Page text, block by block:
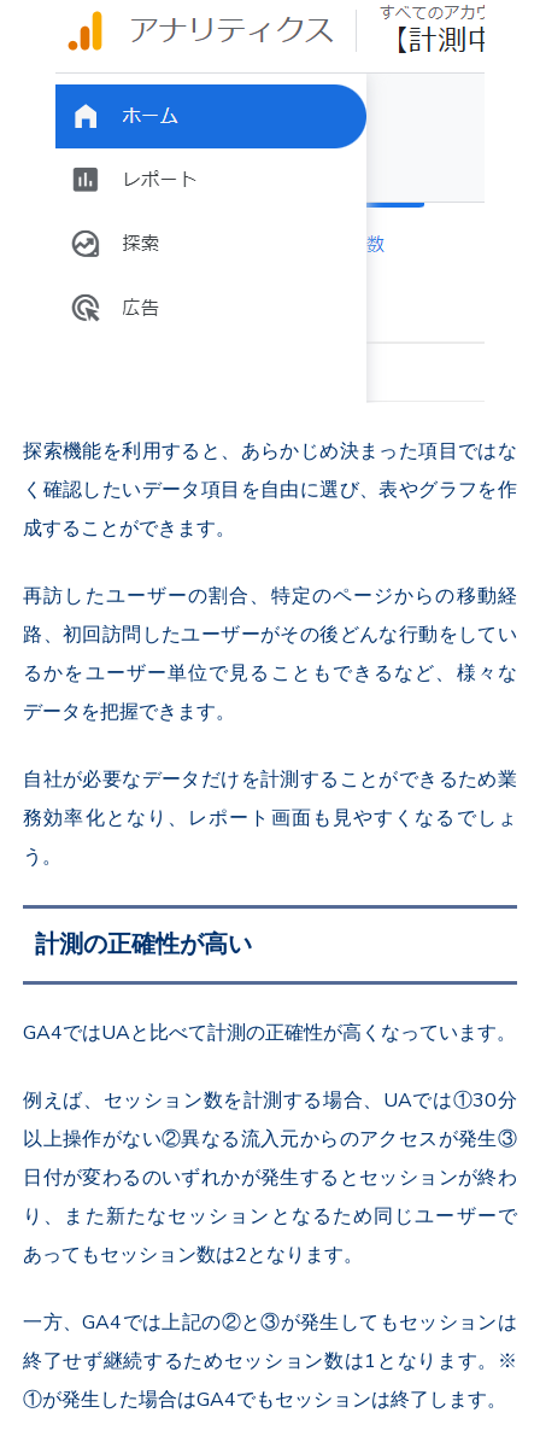
探索機能を利用すると、あらかじめ決まった項目ではな
く確認したいデータ項目を自由に選び、表やグラフを作
成することができます。
再訪したユーザーの割合、特定のページからの移動経
路、初回訪問したユーザーがその後どんな行動をしてい
るかをユーザー単位で見ることもできるなど、様々な
データを把握できます。
自社が必要なデータだけを計測することができるため業
務効率化となり、レポート画面も見やすくなるでしょ
う。
計測の正確性が高い
GA4ではUAと比べて計測の正確性が高くなっています。
例えば、セッション数を計測する場合、UAでは①30分
以上操作がない②異なる流入元からのアクセスが発生③
日付が変わるのいずれかが発生するとセッションが終わ
り、また新たなセッションとなるため同じユーザーで
あってもセッション数は2となります。
一方、GA4では上記の②と③が発生してもセッションは
終了せず継続するためセッション数は1となります。※
①が発生した場合はGA4でもセッションは終了します。